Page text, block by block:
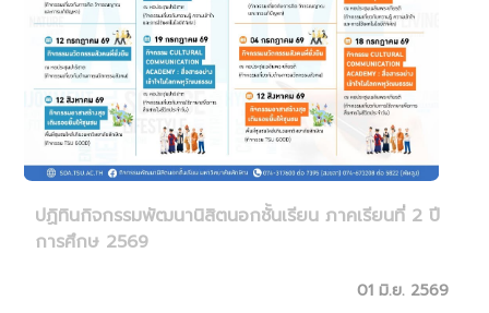
ปฏิทินกิจกรรมพัฒนานิสิตนอกชั้นเรียน ภาคเรียนที่ 2 ปี
การศึกษ 2569
01 มิ.ย. 2569